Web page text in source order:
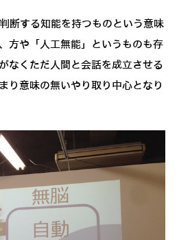
断する知能を持つものという意味
方や「人工無能」というものも存
なくただ人間と会話を成立させる
り意味の無いやり取り中心となり